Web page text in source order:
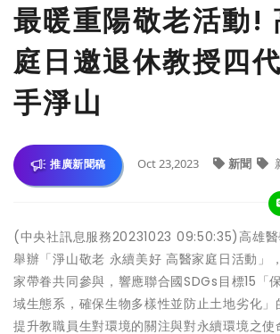
最暖重陽敬老活動!
庭日邀退休教授四
手淨山
推廣新聞稿 Oct 23,2023 新聞
(中央社訊息服務20231023 09:50:35)高雄醫
舉辦「淨山敬老 永續美好 高醫家庭日活動」
家帶眷共同參與，響應聯合國SDGs目標15「
域生態系，確保生物多樣性並防止土地劣化
提升教職員生對環境的關注與對永續環境之